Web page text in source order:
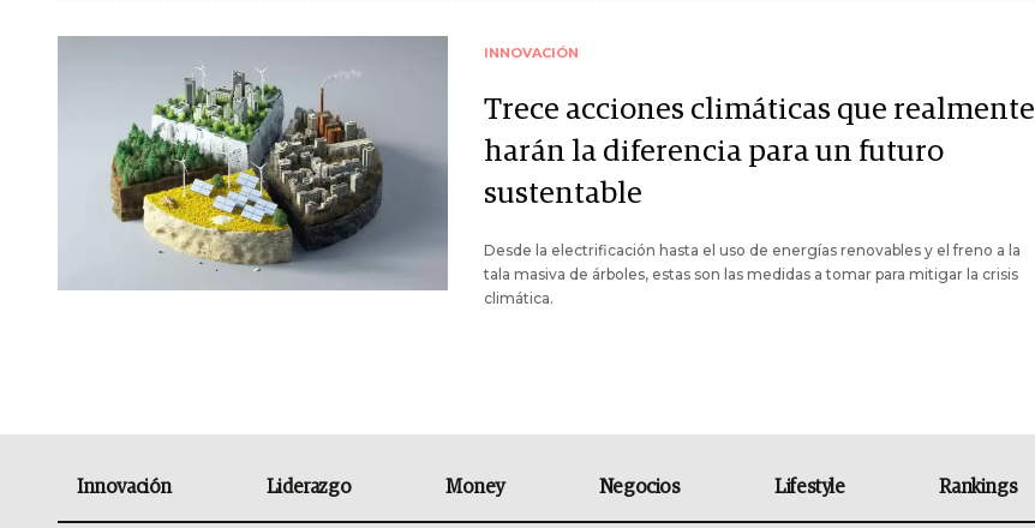
INNOVACIÓN
Trece acciones climáticas que realmente
harán la diferencia para un futuro
sustentable
Desde la electrificación hasta el uso de energías renovables y el freno a la
tala masiva de árboles, estas son las medidas a tomar para mitigar la crisis
climática.
Innovación Liderazgo Money Negocios Lifestyle Rankings